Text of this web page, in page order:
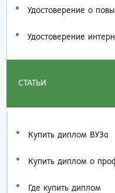
Удостоверение о
Удостоверение
СТАТЬИ
Купить диплом ВУЗа
Купить диплом о
Где купить диплом